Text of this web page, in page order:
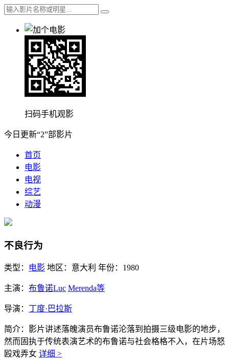
扫码手机观影
今日更新“2”部影片
首页
电影
电视
综艺
动漫
不良行为
类型： 电影 地区： 意大利 年份： 1980
主演： 布鲁诺Luc Merenda等
导演： 丁度·巴拉斯
简介： 影片讲述落魄演员布鲁诺沦落到拍摄三级电影的地步，
然而固执于传统表演艺术的布鲁诺与社会格格不入，在片场怒
殴戏弄女 详细 >